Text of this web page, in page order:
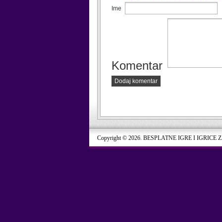
Ime
Komentar
Dodaj komentar
Copyright © 2026. BESPLATNE IGRE I IGRICE